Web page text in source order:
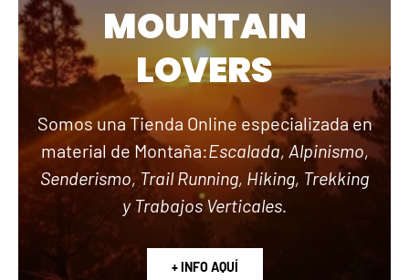
MOUNTAIN
LOVERS
Somos una Tienda Online especializada en
material de Montaña:Escalada, Alpinismo,
Senderismo, Trail Running, Hiking, Trekking
y Trabajos Verticales.
+ INFO AQUÍ